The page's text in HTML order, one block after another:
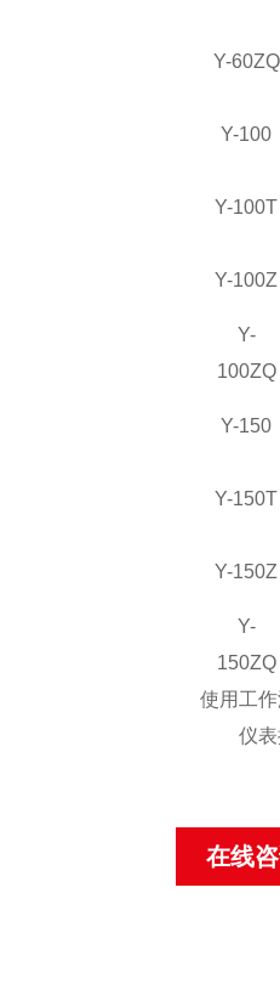
Y-60ZQ
Y-100
Y-100T
Y-100Z
Y-
100ZQ
Y-150
Y-150T
Y-150Z
Y-
150ZQ
使用工
仪表执
在线